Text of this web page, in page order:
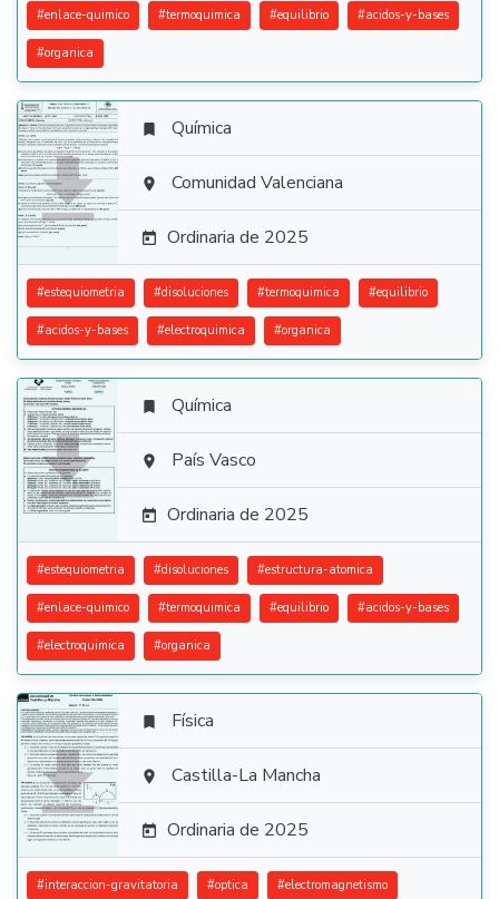
#enlace-quimico #termoquimica #equilibrio #acidos-y-bases
#organica

 Química
 Comunidad Valenciana
 Ordinaria de 2025
#estequiometria #disoluciones #termoquimica #equilibrio
#acidos-y-bases #electroquimica #organica

 Química
 País Vasco
 Ordinaria de 2025
#estequiometria #disoluciones #estructura-atomica
#enlace-quimico #termoquimica #equilibrio #acidos-y-bases
#electroquimica #organica

 Física
 Castilla-La Mancha
 Ordinaria de 2025
#interaccion-gravitatoria #optica #electromagnetismo